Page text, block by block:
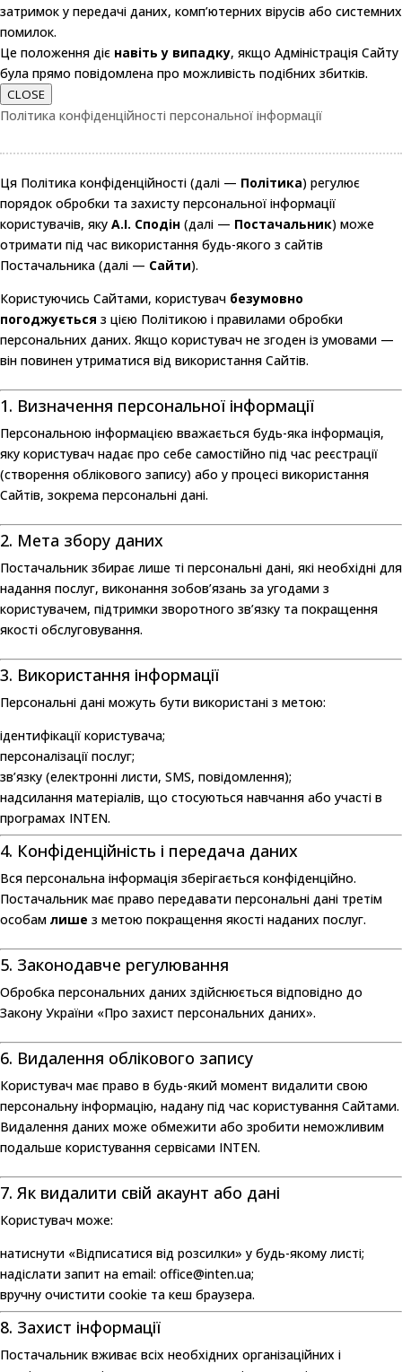
затримок у передачі даних, комп’ютерних вірусів або системних
помилок.
Це положення діє навіть у випадку, якщо Адміністрація Сайту
була прямо повідомлена про можливість подібних збитків.
CLOSE
Політика конфіденційності персональної інформації
Ця Політика конфіденційності (далі — Політика) регулює
порядок обробки та захисту персональної інформації
користувачів, яку А.І. Сподін (далі — Постачальник) може
отримати під час використання будь-якого з сайтів
Постачальника (далі — Сайти).
Користуючись Сайтами, користувач безумовно
погоджується з цією Політикою і правилами обробки
персональних даних. Якщо користувач не згоден із умовами —
він повинен утриматися від використання Сайтів.
1. Визначення персональної інформації
Персональною інформацією вважається будь-яка інформація,
яку користувач надає про себе самостійно під час реєстрації
(створення облікового запису) або у процесі використання
Сайтів, зокрема персональні дані.
2. Мета збору даних
Постачальник збирає лише ті персональні дані, які необхідні для
надання послуг, виконання зобов’язань за угодами з
користувачем, підтримки зворотного зв’язку та покращення
якості обслуговування.
3. Використання інформації
Персональні дані можуть бути використані з метою:
ідентифікації користувача;
персоналізації послуг;
зв’язку (електронні листи, SMS, повідомлення);
надсилання матеріалів, що стосуються навчання або участі в
програмах INTEN.
4. Конфіденційність і передача даних
Вся персональна інформація зберігається конфіденційно.
Постачальник має право передавати персональні дані третім
особам лише з метою покращення якості наданих послуг.
5. Законодавче регулювання
Обробка персональних даних здійснюється відповідно до
Закону України «Про захист персональних даних».
6. Видалення облікового запису
Користувач має право в будь-який момент видалити свою
персональну інформацію, надану під час користування Сайтами.
Видалення даних може обмежити або зробити неможливим
подальше користування сервісами INTEN.
7. Як видалити свій акаунт або дані
Користувач може:
натиснути «Відписатися від розсилки» у будь-якому листі;
надіслати запит на email: office@inten.ua;
вручну очистити cookie та кеш браузера.
8. Захист інформації
Постачальник вживає всіх необхідних організаційних і